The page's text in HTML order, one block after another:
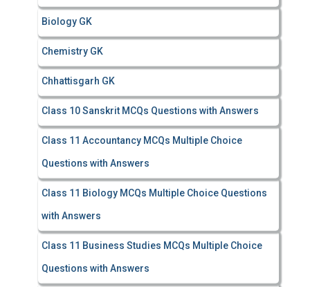
Biology GK
Chemistry GK
Chhattisgarh GK
Class 10 Sanskrit MCQs Questions with Answers
Class 11 Accountancy MCQs Multiple Choice
Questions with Answers
Class 11 Biology MCQs Multiple Choice Questions
with Answers
Class 11 Business Studies MCQs Multiple Choice
Questions with Answers